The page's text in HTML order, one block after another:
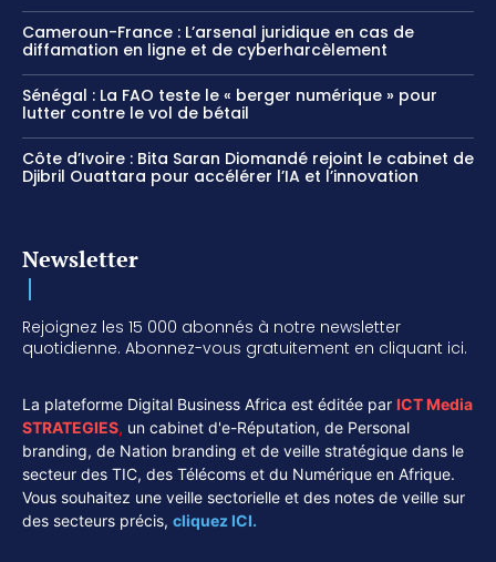
Cameroun-France : L’arsenal juridique en cas de
diffamation en ligne et de cyberharcèlement
Sénégal : La FAO teste le « berger numérique » pour
lutter contre le vol de bétail
Côte d’Ivoire : Bita Saran Diomandé rejoint le cabinet de
Djibril Ouattara pour accélérer l’IA et l’innovation
Newsletter
Rejoignez les 15 000 abonnés à notre newsletter
quotidienne. Abonnez-vous gratuitement en cliquant ici.
La plateforme Digital Business Africa est éditée par ICT Media
STRATEGIES, un cabinet d'e-Réputation, de Personal
branding, de Nation branding et de veille stratégique dans le
secteur des TIC, des Télécoms et du Numérique en Afrique.
Vous souhaitez une veille sectorielle et des notes de veille sur
des secteurs précis, cliquez ICI.